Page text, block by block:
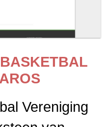
Vereniging